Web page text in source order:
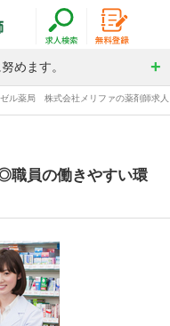
めます。
ル薬局 株式会社メリファの薬剤師求人
職員の働きやすい環